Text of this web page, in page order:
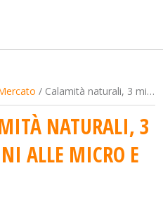
/ Calamità naturali, 3 miliardi di danni alle micro e piccole aziende
NATURALI, 3
ALLE MICRO E